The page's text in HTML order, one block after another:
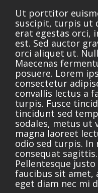
Ut porttitor
suscipit, turpis ut
erat egestas orci,
est. Sed auctor
orci aliquet ut.
Maecenas
posuere. Lorem
consectetur
convallis lectus a
turpis. Fusce
tincidunt sed
sodales, metus ut
magna laoreet
odio sed turpis.
consequat
Pellentesque
faucibus sit amet,
eget diam nec mi